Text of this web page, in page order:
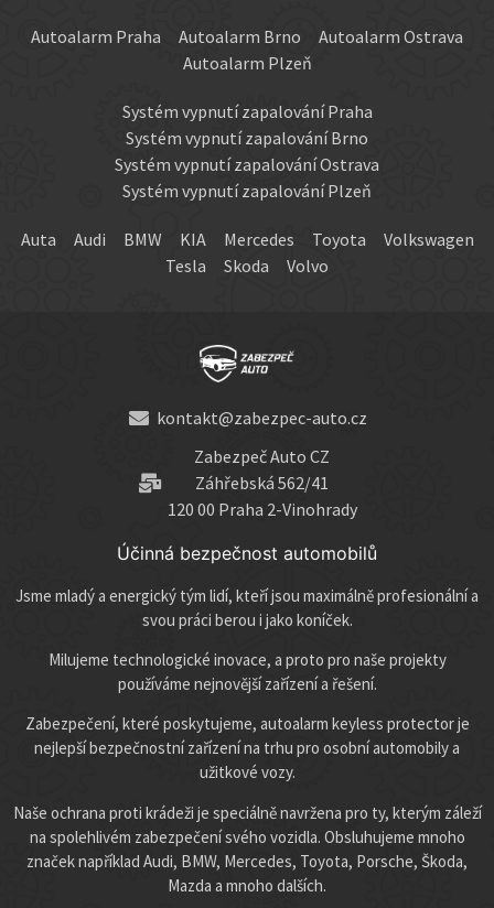
Autoalarm Praha Autoalarm Brno
Autoalarm Ostrava
Autoalarm Plzeň
Systém vypnutí zapalování Praha
Systém vypnutí zapalování Brno
Systém vypnutí zapalování Ostrava
Systém vypnutí zapalování Plzeň
Auta Audi BMW KIA Mercedes Toyota
Volkswagen
Tesla
Skoda Volvo
kontakt@zabezpec-auto.cz
Zabezpeč Auto CZ
Záhřebská 562/41
120 00 Praha 2-Vinohrady
Účinná bezpečnost automobilů
Jsme mladý a energický tým lidí, kteří jsou maximálně profesionální a
svou práci berou i jako koníček.
Milujeme technologické inovace, a proto pro naše projekty
používáme nejnovější zařízení a řešení.
Zabezpečení, které poskytujeme, autoalarm keyless protector je
nejlepší bezpečnostní zařízení na trhu pro osobní automobily a
užitkové vozy.
Naše ochrana proti krádeži je speciálně navržena pro ty, kterým záleží
na spolehlivém zabezpečení svého vozidla. Obsluhujeme mnoho
značek například Audi, BMW, Mercedes, Toyota, Porsche, Škoda,
Mazda a mnoho dalších.